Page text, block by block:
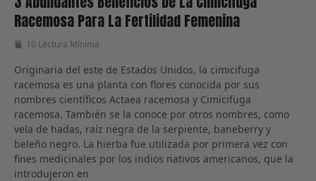
Racemosa Para La Fertilidad Femenina
10 Lectura Mínima
Originaria del este de Estados Unidos, la cimicifuga
racemosa es una planta con flores conocida por sus
nombres científicos Actaea racemosa y Cimicifuga
racemosa. También se la conoce por otros nombres, como
vela de hadas, raíz negra de la serpiente, baneberry y
beleño negro. La hierba fue utilizada por primera vez con
fines medicinales por los indios nativos americanos, que la
introdujeron en